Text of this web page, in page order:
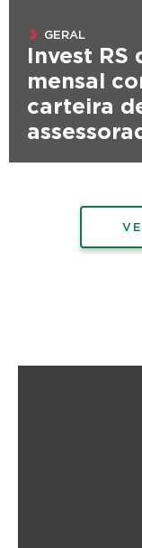
GERAL
Invest
mensal
carteira